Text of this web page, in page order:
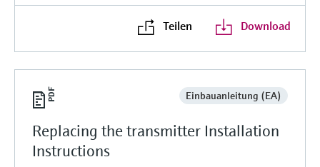
Teilen Download
Einbauanleitung (EA)
Replacing the transmitter Installation
Instructions